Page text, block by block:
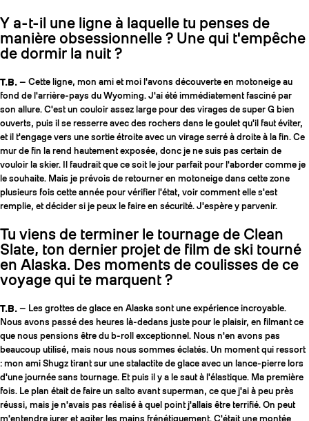
Y a-t-il une ligne à laquelle tu penses de
manière obsessionnelle ? Une qui t'empêche
de dormir la nuit ?
T.B. — Cette ligne, mon ami et moi l'avons découverte en motoneige au
fond de l'arrière-pays du Wyoming. J'ai été immédiatement fasciné par
son allure. C'est un couloir assez large pour des virages de super G bien
ouverts, puis il se resserre avec des rochers dans le goulet qu'il faut éviter,
et il t'engage vers une sortie étroite avec un virage serré à droite à la fin. Ce
mur de fin la rend hautement exposée, donc je ne suis pas certain de
vouloir la skier. Il faudrait que ce soit le jour parfait pour l'aborder comme je
le souhaite. Mais je prévois de retourner en motoneige dans cette zone
plusieurs fois cette année pour vérifier l'état, voir comment elle s'est
remplie, et décider si je peux le faire en sécurité. J'espère y parvenir.
Tu viens de terminer le tournage de Clean
Slate, ton dernier projet de film de ski tourné
en Alaska. Des moments de coulisses de ce
voyage qui te marquent ?
T.B. — Les grottes de glace en Alaska sont une expérience incroyable.
Nous avons passé des heures là-dedans juste pour le plaisir, en filmant ce
que nous pensions être du b-roll exceptionnel. Nous n'en avons pas
beaucoup utilisé, mais nous nous sommes éclatés. Un moment qui ressort
: mon ami Shugz tirant sur une stalactite de glace avec un lance-pierre lors
d'une journée sans tournage. Et puis il y a le saut à l'élastique. Ma première
fois. Le plan était de faire un salto avant superman, ce que j'ai à peu près
réussi, mais je n'avais pas réalisé à quel point j'allais être terrifié. On peut
m'entendre jurer et agiter les mains frénétiquement. C'était une montée